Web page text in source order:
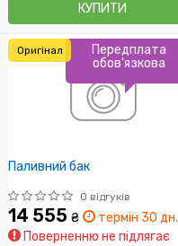
КУПИТИ
Паливний бак
0 відгуків
14 555 ₴
термін 30 дн.
Поверненню не підлягає
Передплата
обов'язкова
Оригінал